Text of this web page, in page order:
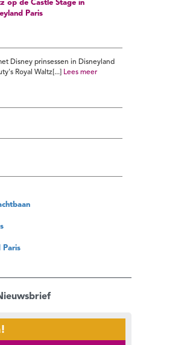
op de Castle Stage in
Paris
Disney prinsessen in Disneyland
Royal Waltz[...]
Lees meer
Paris